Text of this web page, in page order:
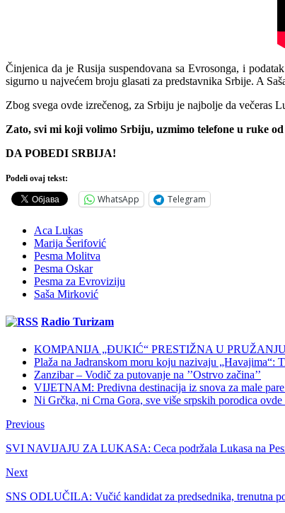
Činjenica da je Rusija suspendovana sa Evrosonga, i
sigurno u najvećem broju glasati za predstavnika Srbije. A
Zbog svega ovde izrečenog, za Srbiju je najbolje da večeras
Zato, svi mi koji volimo Srbiju, uzmimo telefone u ruke
DA POBEDI SRBIJA!
Podeli ovaj tekst:
WhatsApp Telegram
Aca Lukas
Marija Šerifović
Pesma Molitva
Pesma Oskar
Pesma za Evroviziju
Saša Mirković
Radio Turizam
KOMPANIJA „ĐUKIĆ“ PRESTIŽNA U
Plaža na Jadranskom moru koju nazivaju „Havajima“:
Zanzibar – Vodič za putovanje na ’’Ostrvo začina’’
VIJETNAM: Predivna destinacija iz snova za male
Ni Grčka, ni Crna Gora, sve više srpskih porodica
Previous
SVI NAVIJAJU ZA LUKASA: Ceca podržala Lukasa na
Next
SNS ODLUČILA: Vučić kandidat za predsednika, trenutna